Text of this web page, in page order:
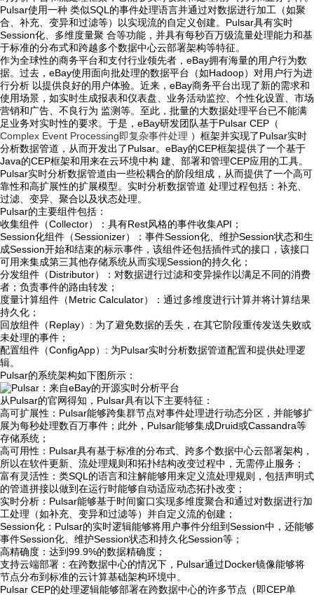
Pulsar使用一种 类似SQL的事件处理语言并通过对数据进行加工（如聚
合、补充、变异和过滤等）以实现流的自定义创建。Pulsar具有实时
Session化、多维度量聚 合等功能，并具有每秒百万级流量处理能力和基
于标准的分布式和跨越多个数据中心云部署架构等特征。
作为全球性的商务平台和支付行业领先者，eBay拥有海量的用户行为数
据。过去，eBay使用面向批处理的数据平台（如Hadoop）对用户行为进
行分析 以提供良好的用户体验。近来，eBay商务平台出现了新的需求和
使用场景，如实时生成报表和仪表盘、业务活动监控、个性化设置、市场
营销和广告、不良行为 监测等。至此，批量的大数据处理平台已不能满
足业务对实时性的要求。于是，eBay研发团队基于Pulsar CEP（
Complex Event Processing即复杂事件处理 ）框架并实现了Pulsar实时
分析数据管道，从而开发出了Pulsar。eBay的CEP框架提供了一个基于
Java的CEP框架和用来在云环境中构 建、部署和管理CEP应用的工具。
Pulsar实时分析数据管道由一些松耦合的阶段组成，从而提供了一个高可
靠性和高扩展性的扩展模型。实时分析数据管道 处理过程包括：补充、
过滤、变异、聚合以及状态处理。
Pulsar的主要组件包括：
收集组件（Collector）：具有Rest风格的事件收集API；
Session化组件（Sessionizer）：事件Session化、维护Session状态和生
成Session开始和结束的标示事件，该组件还包括插件式的接口，该接口
可用来集成第三其他存储系统从而实现Session的持久化；
分发组件（Distributor）：对数据进行过滤和变异操作以满足不同的消费
者；负责事件的路由转发；
度量计算组件（Metric Calculator）：通过多维度进行计算并将计算结果
持久化；
回放组件（Replay）: 为了避免数据的丢失，在其它阶段重传发送失败或
未处理的事件；
配置组件（ConfigApp）: 为Pulsar实时分析数据管道配置和提供处理逻
辑。
Pulsar的系统架构如下图所示：
从Pulsar的官网得知，Pulsar具有以下主要特征：
高可扩展性：Pulsar能够跨集群节点对事件处理进行动态分区，并能够扩
展为每秒处理数百万事件；此外，Pulsar能够集成Druid或Cassandra等
存储系统；
高可用性：Pulsar具有基于标准的分布式、跨多个数据中心云部署架构，
所以在软件更新、流处理规则和拓扑结构改变过程中，无需停止服务；
富有灵活性：类SQL的语言和注解能够用来定义流处理规则，包括声明式
的管道拼接以做到在运行时能够自动适应动态拓扑改变；
实时分析：Pulsar能够基于时间窗口实现多维度聚合和通过对数据进行加
工处理（如补充、变异和过滤等）并自定义流的创建；
Session化：Pulsar的实时逻辑能够将用户事件分组到Session中，还能够
事件Session化、维护Session状态和持久化Session等；
高精确度：达到99.9%的数据精确度；
支持云端部署：在跨数据中心的情况下，Pulsar通过Docker镜像能够将
节点分布到标准的云计算基础架构环境中。
Pulsar CEP的处理逻辑能够部署在跨数据中心的许多节点（即CEP单